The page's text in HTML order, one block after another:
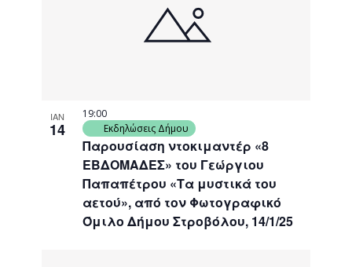
ΙΑΝ
14
Παρουσίαση ντοκιμαντέρ «8
ΕΒΔΟΜΑΔΕΣ» του Γεώργιου
Παπαπέτρου «Τα μυστικά του
αετού», από τον Φωτογραφικό
Όμιλο Δήμου Στροβόλου, 14/1/25
19:00
Εκδηλώσεις Δήμου